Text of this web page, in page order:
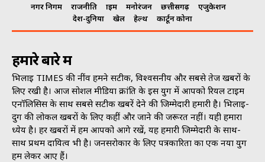
नगर निगम राजनीति क्राइम मनोरंजन छत्तीसगढ़
एजुकेशन
देश-दुनिया
खेल हेल्थ कार्टून कोना
हमारे बारे में
भिलाई TIMES की नींव हमने सटीक, विश्वसनीय और सबसे तेज खबरों के
लिए रखी है। आज सोशल मीडिया क्रांति के इस युग में आपको रियल टाइम
एनॉलिसिस के साथ सबसे सटीक खबरें देने की जिम्मेदारी हमारी है। भिलाई-
दुर्ग की लोकल खबरों के लिए कहीं और जाने की जरूरत नहीं। यही हमारा
ध्येय है। हर खबरों में हम आपको आगे रखें, यह हमारी जिम्मेदारी के साथ-
साथ प्रथम दायित्व भी है। जनसराेकार के लिए पत्रकारिता का एक नया युग
हम लेकर आए हैं।